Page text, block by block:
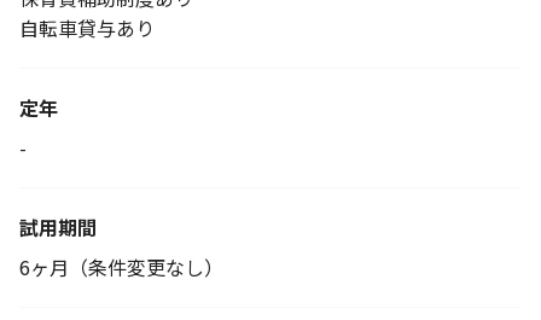
自転車貸与あり
定年
-
試用期間
6ヶ月（条件変更なし）